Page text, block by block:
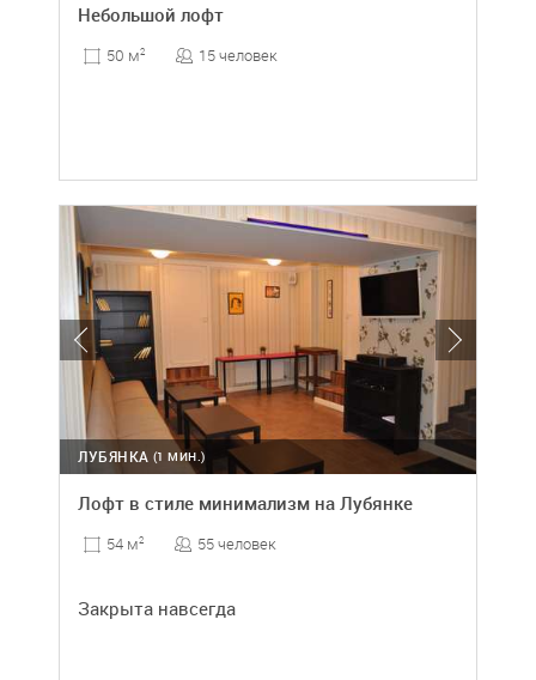
Небольшой лофт
50 м2 15 человек
(1 МИН.)
ЛУБЯНКА
Лофт в стиле минимализм на Лубянке
54 м2 55 человек
Закрыта навсегда